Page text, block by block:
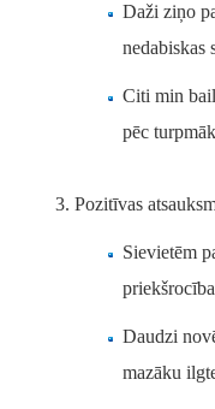
Daži ziņo
nedabiskas
Citi min
pēc
Pozitīvas
Sievietēm
Daudzi
mazāku